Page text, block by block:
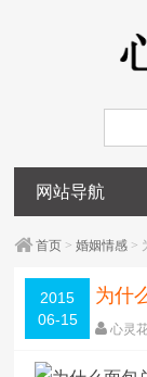
网站导航
首页 >婚姻情感 >
2015
06-15
为什
心灵